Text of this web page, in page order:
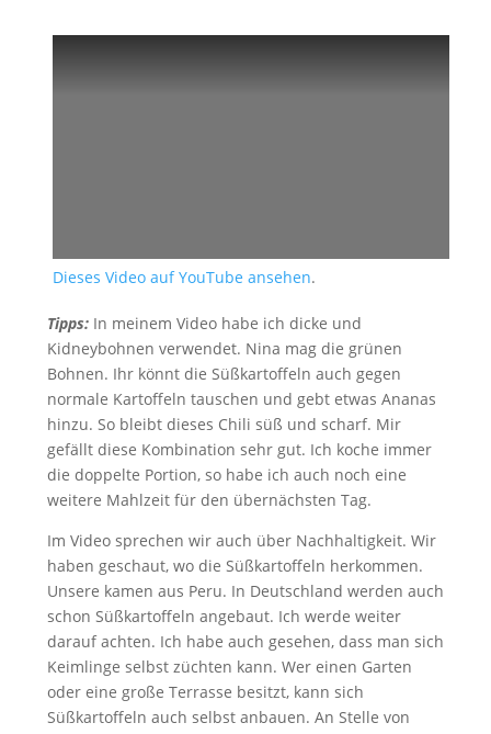
Dieses Video auf YouTube ansehen.
Tipps: In meinem Video habe ich dicke und
Kidneybohnen verwendet. Nina mag die grünen
Bohnen. Ihr könnt die Süßkartoffeln auch gegen
normale Kartoffeln tauschen und gebt etwas Ananas
hinzu. So bleibt dieses Chili süß und scharf. Mir
gefällt diese Kombination sehr gut. Ich koche immer
die doppelte Portion, so habe ich auch noch eine
weitere Mahlzeit für den übernächsten Tag.
Im Video sprechen wir auch über Nachhaltigkeit. Wir
haben geschaut, wo die Süßkartoffeln herkommen.
Unsere kamen aus Peru. In Deutschland werden auch
schon Süßkartoffeln angebaut. Ich werde weiter
darauf achten. Ich habe auch gesehen, dass man sich
Keimlinge selbst züchten kann. Wer einen Garten
oder eine große Terrasse besitzt, kann sich
Süßkartoffeln auch selbst anbauen. An Stelle von